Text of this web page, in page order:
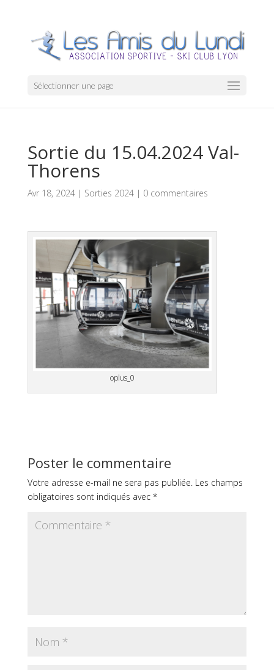
Sélectionner une page
Sortie du 15.04.2024 Val-
Thorens
Avr 18, 2024| Sorties 2024| 0 commentaires
oplus_0
Poster le commentaire
Votre adresse e-mail ne sera pas publiée. Les champs
obligatoires sont indiqués avec *